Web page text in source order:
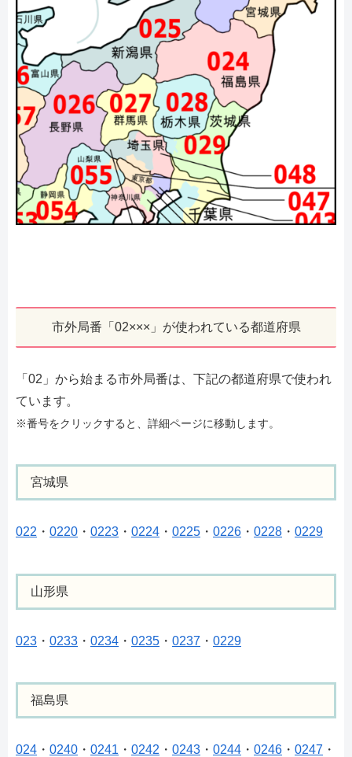
市外局番「02×××」が使われている都道府県
「02」から始まる市外局番は、下記の都道府県で使われ
ています。
※番号をクリックすると、詳細ページに移動します。
宮城県
022 ・ 0220 ・ 0223 ・ 0224 ・ 0225 ・ 0226 ・ 0228 ・ 0229
山形県
023 ・ 0233 ・ 0234 ・ 0235 ・ 0237 ・ 0229
福島県
024 ・ 0240 ・ 0241 ・ 0242 ・ 0243 ・ 0244 ・ 0246 ・ 0247 ・